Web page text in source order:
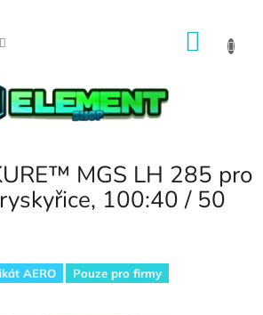
MGS LH 285 pro
100:40 / 50
AERO Pouze pro firmy